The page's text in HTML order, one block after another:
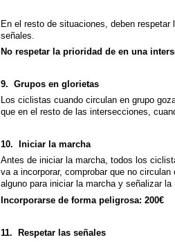
En el resto de situaciones, deben
señales.
No respetar la prioridad de en una
9. Grupos en glorietas
Los ciclistas cuando circulan en grupo
que en el resto de las intersecciones,
10. Iniciar la marcha
Antes de iniciar la marcha, todos los
va a incorporar, comprobar que no
alguno para iniciar la marcha y señalizar la
Incorporarse de forma peligrosa: 200€
11. Respetar las señales